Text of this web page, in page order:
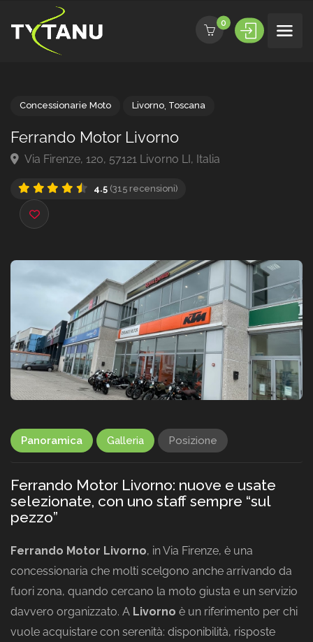
0
Ferrando Motor Livorno
Panoramica Galleria Posizione
Ferrando Motor Livorno: nuove e usate
selezionate, con uno staff sempre “sul
pezzo”
Ferrando Motor Livorno, in Via Firenze, è una
concessionaria che molti scelgono anche arrivando da
fuori zona, quando cercano la moto giusta e un servizio
davvero organizzato. A Livorno è un riferimento per chi
vuole acquistare con serenità: disponibilità, risposte